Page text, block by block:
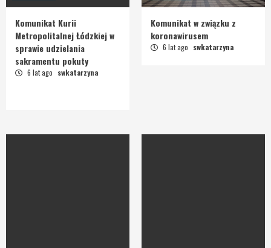
Komunikat Kurii
Metropolitalnej Łódzkiej w
sprawie udzielania
sakramentu pokuty
6 lat ago swkatarzyna
Komunikat w związku z
koronawirusem
6 lat ago swkatarzyna